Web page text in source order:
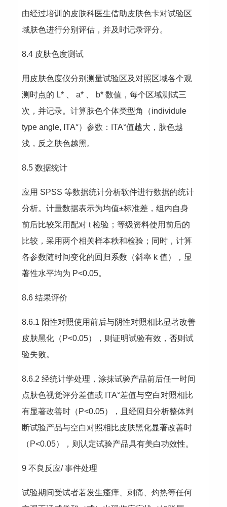
由经过培训的皮肤科医生借助皮肤色卡对试验区
域肤色进行分别评估，并及时记录评分。
8.4 皮肤色度测试
用皮肤色度仪分别测量试验区及对照区域各个观
测时点的 L* 、 a* 、 b* 数值，每个区域测试三
次，并记录。计算肤色个体类型角（individule
type angle, ITA°）参数：ITA°值越大，肤色越
浅，反之肤色越黑。
8.5 数据统计
应用 SPSS 等数据统计分析软件进行数据的统计
分析。计量数据表示为均值±标准差，组内自身
前后比较采用配对 t 检验；等级资料使用前后的
比较，采用两个相关样本秩和检验；同时，计算
各参数随时间变化的回归系数（斜率 k 值），显
著性水平均为 P<0.05。
8.6 结果评价
8.6.1 阳性对照使用前后与阴性对照相比显著改善
皮肤黑化（P<0.05），则证明试验有效，否则试
验失败。
8.6.2 经统计学处理，涂抹试验产品前后任一时间
点肤色视觉评分差值或 ITA°差值与空白对照相比
有显著改善时（P<0.05），且经回归分析整体判
断试验产品与空白对照相比皮肤黑化显著改善时
（P<0.05），则认定试验产品具有美白功效性。
9 不良反应/ 事件处理
试验期间受试者若发生瘙痒、刺痛、灼热等任何